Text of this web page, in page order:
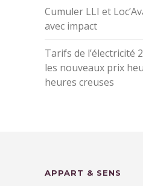
Cumuler LLI et
avec impact
Tarifs de l’électricité
les nouveaux prix
heures creuses
APPART & SENS